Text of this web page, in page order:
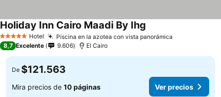
5 Estrellas Hotel Piscina en la azotea con vista panorámica
Holiday Inn Cairo Maadi By Ihg
8,7 Excelente 9.606 El Cairo
De $121.563
Mira precios de 10 páginas Ver precios